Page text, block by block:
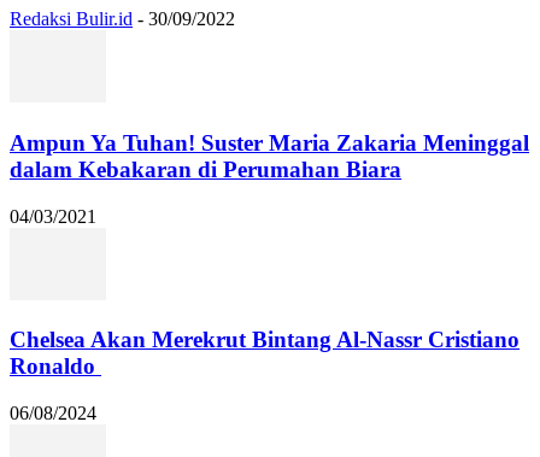
Redaksi Bulir.id - 30/09/2022
Ampun Ya Tuhan! Suster Maria Zakaria Meninggal
dalam Kebakaran di Perumahan Biara
04/03/2021
Chelsea Akan Merekrut Bintang Al-Nassr Cristiano
Ronaldo
06/08/2024